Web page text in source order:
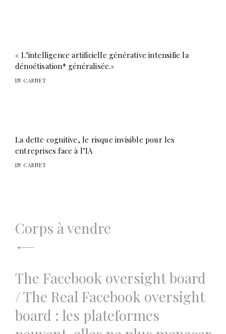
« L’intelligence artificielle générative intensifie la
dénoétisation* généralisée.»
IN CARNET
La dette cognitive, le risque invisible pour les
entreprises face à l’IA
IN CARNET
Navigation
de
Corps à vendre
The Facebook oversight board
/ The Real Facebook oversight
board : les plateformes